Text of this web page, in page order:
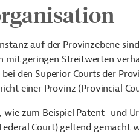
auf der Provinzebene
mit geringen Streitwerten
den Superior Courts der
einer Provinz (Provincial
wie zum Beispiel Patent- und
Court) geltend gemacht